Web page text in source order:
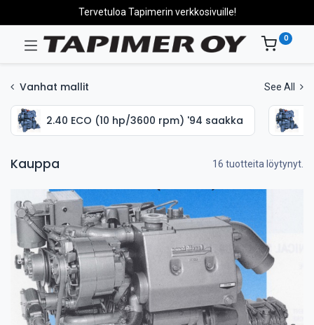
Tervetuloa Tapimerin verkkosivuille!
0
Vanhat mallit See All
2.40 ECO (10 hp/3600 rpm) '94 saakka
Kauppa 16 tuotteita löytynyt.